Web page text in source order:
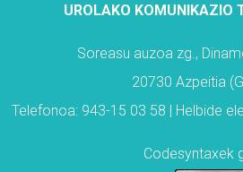
UROLAKO KOMUNIKAZIO
Soreasu auzoa zg.,
20730 Azpeitia
Telefonoa: 943-15 03 58 | Helbide
Codesyntaxek